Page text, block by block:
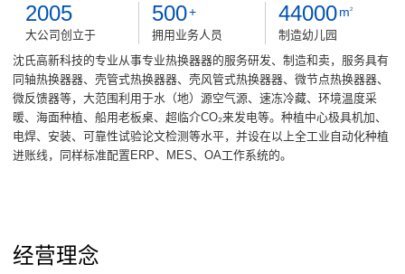
2005
大公司创立于
500+
拥用业务人员
44000 m2
制造幼儿园
沈氏高新科技的专业从事专业热换器器的服务研发、制造和卖，服务具有
同轴热换器器、壳管式热换器器、壳风管式热换器器、微节点热换器器、
微反馈器等，大范围利用于水（地）源空气源、速冻冷藏、环境温度采
暖、海面种植、船用老板桌、超临介CO₂来发电等。种植中心极具机加、
电焊、安装、可靠性试验论文检测等水平，并设在以上全工业自动化种植
进账线，同样标准配置ERP、MES、OA工作系统的。
经营理念